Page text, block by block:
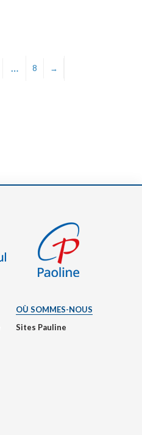
… 8 →
OÙ SOMMES-NOUS
Sites Pauline